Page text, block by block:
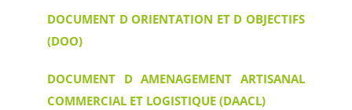
DOCUMENT D ORIENTATION ET D OBJECTIFS
(DOO)
DOCUMENT D AMENAGEMENT ARTISANAL
COMMERCIAL ET LOGISTIQUE (DAACL)